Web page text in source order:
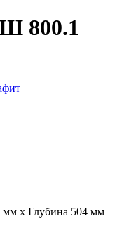
800.1
x Глубина 504 мм